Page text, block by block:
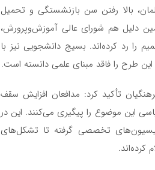
بالا رفتن سن بازنشستگی و تحمیل
دلیل هم شورای عالی آموزش‌وپرورش،
را رد کرده‌اند. بسیج دانشجویی نیز با
طرح را فاقد مبنای علمی دانسته است.
تأکید کرد: مدافعان افزایش سقف
این موضوع را پیگیری می‌کنند. این در
تخصصی گرفته تا تشکل‌های
کرده‌اند.